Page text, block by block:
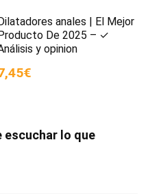
anales | El Mejor
De 2025 – ✓
y opinion
escuchar lo que